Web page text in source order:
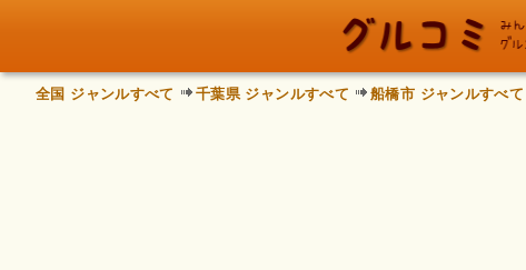
全国 ジャンルすべて 千葉県 ジャンルすべて 船橋市 ジャンルすべて